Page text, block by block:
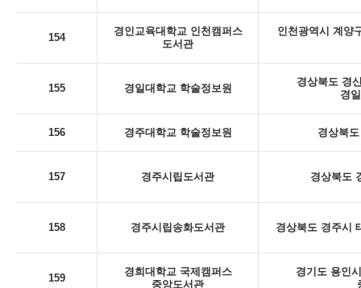
154
경인교육대학교 인천캠퍼스
도서관
인천광역시 계양
155 경일대학교 학술정보원
경상북도 경
경
156 경주대학교 학술정보원 경상북
157 경주시립도서관 경상북도
158 경주시립송화도서관 경상북도 경주시
159
경희대학교 국제캠퍼스
중앙도서관
경기도 용인